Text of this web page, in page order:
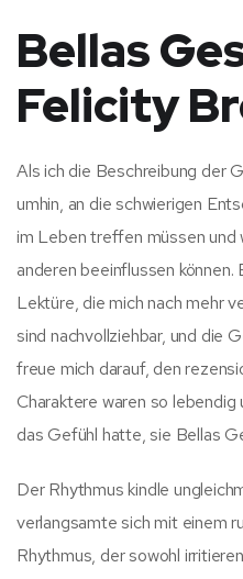
Bellas
Felicity
Als ich die Beschreibung der
umhin, an die schwierigen
im Leben treffen müssen und
anderen beeinflussen
Lektüre, die mich nach mehr
sind nachvollziehbar, und die
freue mich darauf, den
Charaktere waren so
das Gefühl hatte, sie Bellas
Der Rhythmus kindle
verlangsamte sich mit einem
Rhythmus, der sowohl